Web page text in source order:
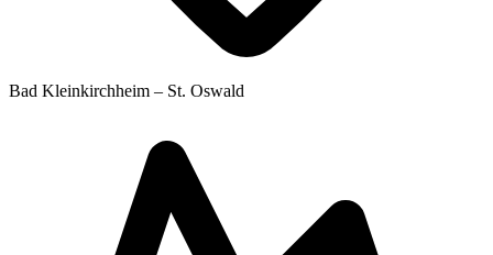
Bad Kleinkirchheim – St. Oswald